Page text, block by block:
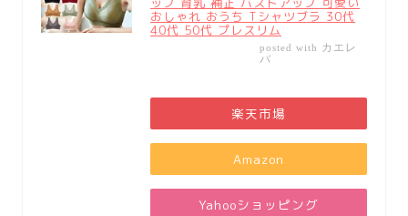
おしゃれ おうち Tシャツブラ 30代
40代 50代 プレスリム
posted with カエレ
バ
楽天市場
Amazon
Yahooショッピング